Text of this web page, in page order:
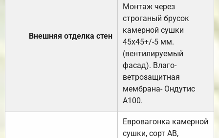
Внешняя отделка стен
Монтаж через
строганый брусок
камерной сушки
45х45+/-5 мм.
(вентилируемый
фасад). Влаго-
ветрозащитная
мембрана- Ондутис
А100.
Евровагонка камерной
сушки, сорт АВ,